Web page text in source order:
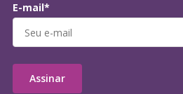
E-mail*
Assinar